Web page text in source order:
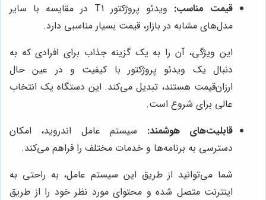
قیمت مناسب:
ویدئو پروژکتور T1 در مقایسه با سایر
مدل‌های مشابه در بازار، قیمت بسیار مناسبی دارد.
این ویژگی، آن را به یک گزینه جذاب برای افرادی که به
دنبال یک ویدئو پروژکتور با کیفیت و در عین حال
ارزان‌قیمت هستند، تبدیل می‌کند. این دستگاه یک انتخاب
عالی برای شروع است.
قابلیت‌های هوشمند: سیستم عامل اندروید، امکان
دسترسی به برنامه‌ها و خدمات مختلف را فراهم می‌کند.
شما می‌توانید از طریق این سیستم عامل، به راحتی به
اینترنت متصل شده و محتوای مورد نظر خود را از طریق